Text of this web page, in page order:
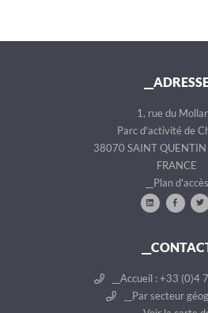
1, rue du
Parc d'activité de
38070 SAINT QUENTIN
FRANCE
__Plan d'accès
__Accueil : +33 (0)4
__Par secteur